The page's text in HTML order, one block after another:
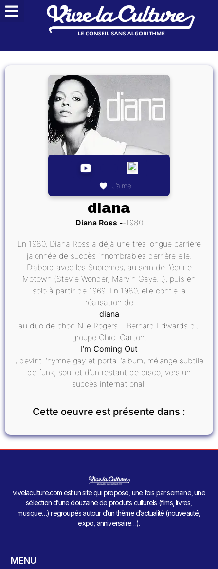
J’aime
diana
Diana Ross 1980
En 1980, Diana Ross a déjà une très longue carrière
jalonnée de succès innombrables derrière elle.
D’abord avec les Supremes, au sein de l’écurie
Motown (Stevie Wonder, Marvin Gaye…), puis en
solo à partir de 1969. En 1980, elle confie la
réalisation de
diana
au duo de choc Nile Rogers – Bernard Edwards du
groupe Chic. Carton.
I’m Coming Out
, devint l’hymne gay et porta l’album, mélange subtile
de funk, soul et d’un restant de disco, vers un
succès international.
Cette oeuvre est présente dans :
vivelaculture.com est un site qui propose, une fois par semaine, une
sélection d’une douzaine de produits culturels (films, livres,
musique…) regroupés autour d’un thème d’actualité (nouveauté,
expo, anniversaire…).
MENU